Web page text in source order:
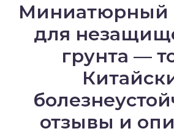
Миниатюрный
для
грунта —
отзывы и